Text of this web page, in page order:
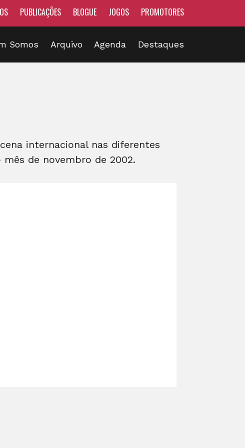
PUBLICAÇÕES BLOGUE JOGOS PROMOTORES
Somos Arquivo Agenda Destaques
internacional nas diferentes
de novembro de 2002.